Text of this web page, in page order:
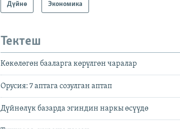
Дүйнө Экономика
Тектеш
Көкөлөгөн бааларга көрүлгөн чаралар
Орусия: 7 аптага созулган аптап
Дүйнөлүк базарда эгиндин наркы өсүүдө